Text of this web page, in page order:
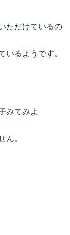
ただけているの
るようです。
みてみよ
。